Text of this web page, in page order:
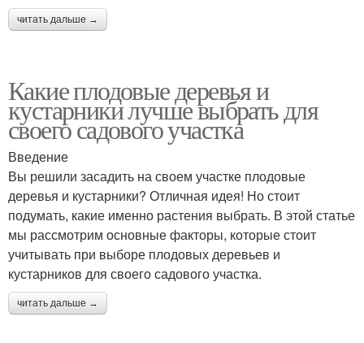
читать дальше →
Какие плодовые деревья и
кустарники лучше выбрать для
своего садового участка
Введение
Вы решили засадить на своем участке плодовые
деревья и кустарники? Отличная идея! Но стоит
подумать, какие именно растения выбрать. В этой статье
мы рассмотрим основные факторы, которые стоит
учитывать при выборе плодовых деревьев и
кустарников для своего садового участка.
читать дальше →